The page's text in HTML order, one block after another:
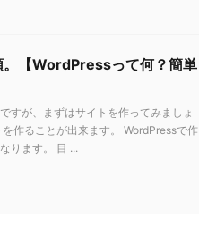
。【WordPressって何？簡単
すが、まずはサイトを作ってみましょ
作ることが出来ます。 WordPressで作
ります。 目 ...